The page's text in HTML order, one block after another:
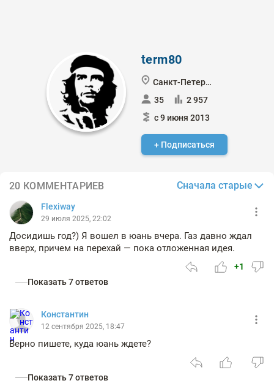
term80
Санкт-Петербург
35
2 957
с 9 июня 2013
+ Подписаться
20 КОММЕНТАРИЕВ Сначала старые
Flexiway
29 июля 2025, 22:02
Досидишь год?) Я вошел в юань вчера. Газ давно ждал
вверх, причем на перехай — пока отложенная идея.
+1
Показать 7 ответов
Константин
12 сентября 2025, 18:47
Верно пишете, куда юань ждете?
Показать 7 ответов